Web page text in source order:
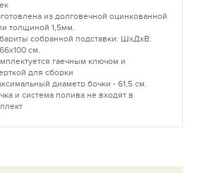
из долговечной оцинкованной
толщиной 1,5мм.
собранной подставки: ШхДхВ:
см.
гаечным ключом и
для сборки
диаметр бочки - 61,5 см.
и система полива не входят в